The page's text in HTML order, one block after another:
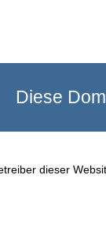
Diese
dieser